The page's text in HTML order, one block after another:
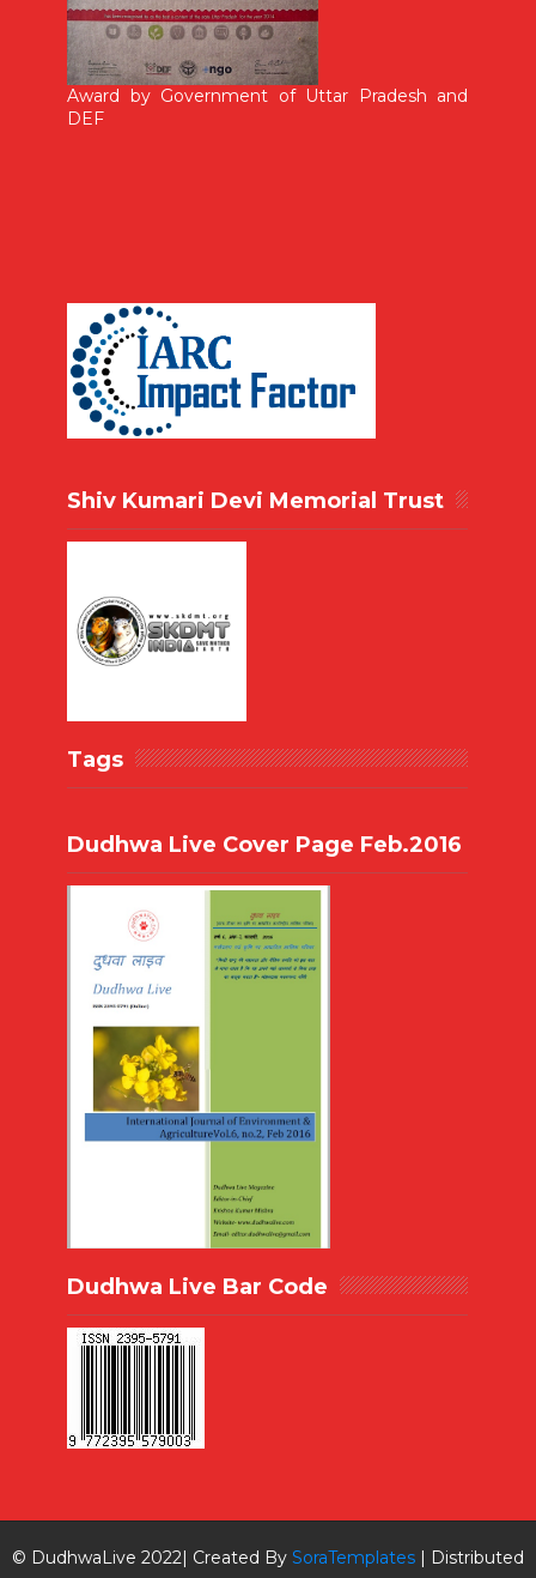
Award by Government of Uttar Pradesh and
DEF
Shiv Kumari Devi Memorial Trust
Tags
Dudhwa Live Cover Page Feb.2016
Dudhwa Live Bar Code
© DudhwaLive 2022| Created By SoraTemplates| Distributed